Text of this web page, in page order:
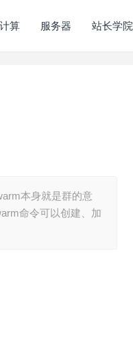
算 服务器 站长学院
本身就是群的意
命令可以创建、加